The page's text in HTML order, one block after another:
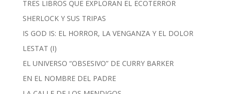
TRES LIBROS QUE EXPLORAN EL ECOTERROR
SHERLOCK Y SUS TRIPAS
IS GOD IS: EL HORROR, LA VENGANZA Y EL DOLOR
LESTAT (I)
EL UNIVERSO “OBSESIVO” DE CURRY BARKER
EN EL NOMBRE DEL PADRE